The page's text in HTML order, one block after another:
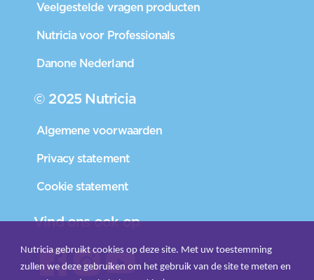
Veelgestelde vragen producten
Nutricia voor Professionals
Danone Nederland
© 2025 Nutricia
Algemene voorwaarden
Privacy statement
Cookie statement
Vind ons ook op
Nutricia gebruikt cookies op deze site. Met uw toestemming
zullen we deze gebruiken om het gebruik van de site te meten en